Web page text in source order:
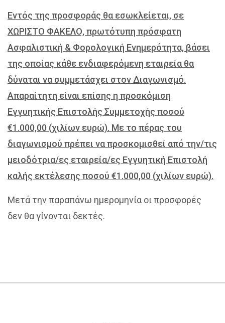
Εντός της προσφοράς θα εσωκλείεται, σε
ΧΩΡΙΣΤΟ ΦΑΚΕΛΟ, πρωτότυπη πρόσφατη
Ασφαλιστική & Φορολογική Ενημερότητα, βάσει
της οποίας κάθε ενδιαφερόμενη εταιρεία θα
δύναται να συμμετάσχει στον Διαγωνισμό.
Απαραίτητη είναι επίσης η προσκόμιση
Εγγυητικής Επιστολής Συμμετοχής ποσού
€1.000,00 (χιλίων ευρώ). Με το πέρας του
διαγωνισμού πρέπει να προσκομισθεί από την/τις
μειοδότρια/ες εταιρεία/ες Εγγυητική Επιστολή
καλής εκτέλεσης ποσού €1.000,00 (χιλίων ευρώ).
Μετά την παραπάνω ημερομηνία οι προσφορές
δεν θα γίνονται δεκτές.